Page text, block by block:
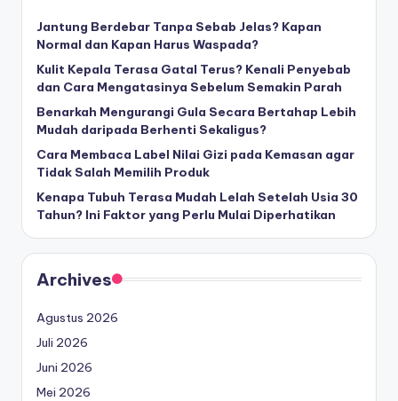
Jantung Berdebar Tanpa Sebab Jelas? Kapan
Normal dan Kapan Harus Waspada?
Kulit Kepala Terasa Gatal Terus? Kenali Penyebab
dan Cara Mengatasinya Sebelum Semakin Parah
Benarkah Mengurangi Gula Secara Bertahap Lebih
Mudah daripada Berhenti Sekaligus?
Cara Membaca Label Nilai Gizi pada Kemasan agar
Tidak Salah Memilih Produk
Kenapa Tubuh Terasa Mudah Lelah Setelah Usia 30
Tahun? Ini Faktor yang Perlu Mulai Diperhatikan
Archives
Agustus 2026
Juli 2026
Juni 2026
Mei 2026